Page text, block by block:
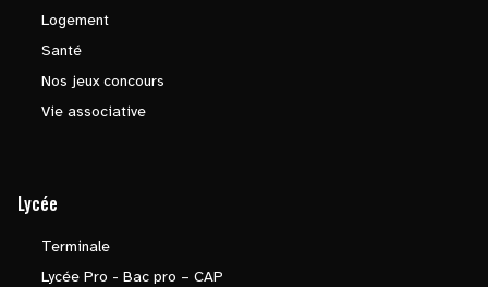
Logement
Santé
Nos jeux concours
Vie associative
Lycée
Terminale
Lycée Pro - Bac pro – CAP